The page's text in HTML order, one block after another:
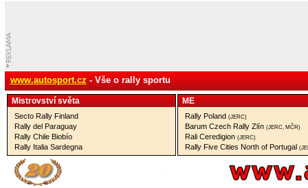
www.autosport.cz - Vše o rally sportu
Mistrovství­ světa
Secto Rally Finland
Rally del Paraguay
Rally Chile Biobío
Rally Italia Sardegna
ME
Rally Poland (JERC)
Barum Czech Rally Zlín (JERC, MČR)
Rali Ceredigion (JERC)
Rally Five Cities North of Portugal